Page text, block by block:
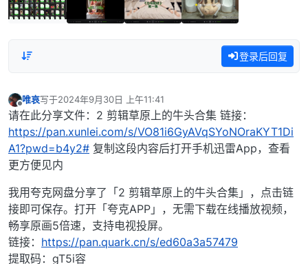
登录后回复
离线
唯哀写于2024年9月30日 上午11:41
最后由 编辑
请在此分享文件：2 剪辑草原上的牛头合集 链接：
https://pan.xunlei.com/s/VO81i6GyAVqSYoNOraKYT1Di
A1?pwd=b4y2# 复制这段内容后打开手机迅雷App，查看
更方便见内
我用夸克网盘分享了「2 剪辑草原上的牛头合集」，点击链
接即可保存。打开「夸克APP」，无需下载在线播放视频，
畅享原画5倍速，支持电视投屏。
链接： https://pan.quark.cn/s/ed60a3a57479
提取码：gT5i容